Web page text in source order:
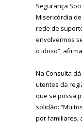
Segurança
Misericórdia
rede de
envolvermos
o idoso”,
Na Consulta
utentes da
que se possa
solidão:
por familiares,